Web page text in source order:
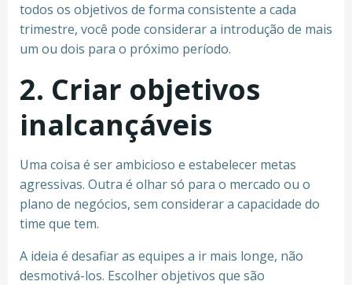
todos os objetivos de forma consistente a cada
trimestre, você pode considerar a introdução de mais
um ou dois para o próximo período.
2. Criar objetivos
inalcançáveis
Uma coisa é ser ambicioso e estabelecer metas
agressivas. Outra é olhar só para o mercado ou o
plano de negócios, sem considerar a capacidade do
time que tem.
A ideia é desafiar as equipes a ir mais longe, não
desmotivá-los. Escolher objetivos que são